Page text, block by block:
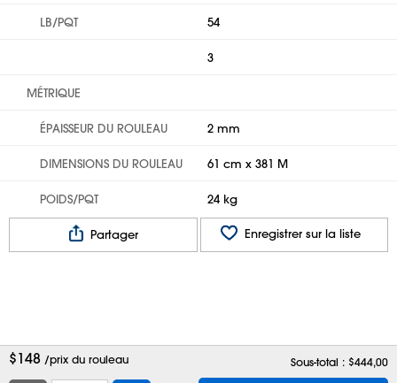
LB/PQT
54
3
MÉTRIQUE
ÉPAISSEUR DU ROULEAU 2 mm
DIMENSIONS DU ROULEAU 61 cm x 381 M
POIDS/PQT 24 kg
Partager Enregistrer sur la liste
$148 /prix du rouleau Sous-total : $444,00